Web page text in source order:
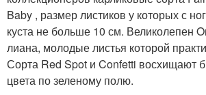
Baby , размер листиков у которых с
куста не больше 10 см. Великолепен
лиана, молодые листья которой
Сорта Red Spot и Confetti восхищают
цвета по зеленому полю.